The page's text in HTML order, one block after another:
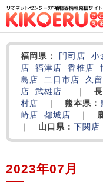
福岡県： 門司店 小
店
福津店 香椎店
島店
二日市店 久
店
武雄店
村店
熊本県：
崎店
都城店
山口県： 下関店
2023年07月